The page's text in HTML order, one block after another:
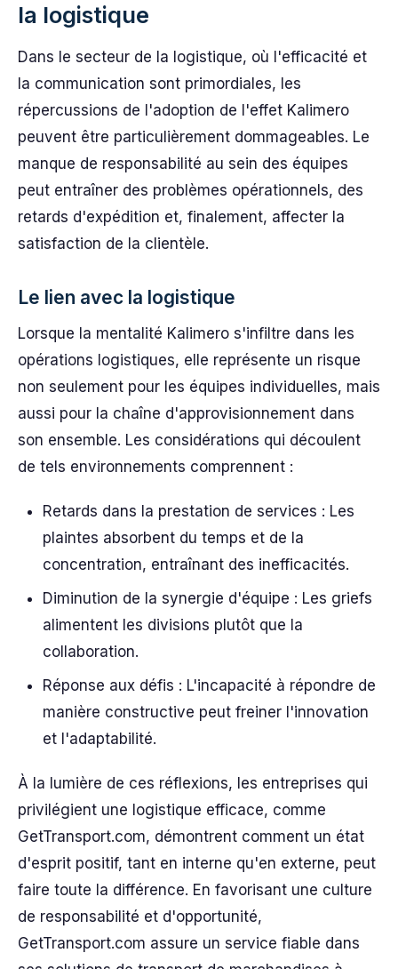
la logistique
Dans le secteur de la logistique, où l'efficacité et
la communication sont primordiales, les
répercussions de l'adoption de l'effet Kalimero
peuvent être particulièrement dommageables. Le
manque de responsabilité au sein des équipes
peut entraîner des problèmes opérationnels, des
retards d'expédition et, finalement, affecter la
satisfaction de la clientèle.
Le lien avec la logistique
Lorsque la mentalité Kalimero s'infiltre dans les
opérations logistiques, elle représente un risque
non seulement pour les équipes individuelles, mais
aussi pour la chaîne d'approvisionnement dans
son ensemble. Les considérations qui découlent
de tels environnements comprennent :
Retards dans la prestation de services : Les
plaintes absorbent du temps et de la
concentration, entraînant des inefficacités.
Diminution de la synergie d'équipe : Les griefs
alimentent les divisions plutôt que la
collaboration.
Réponse aux défis : L'incapacité à répondre de
manière constructive peut freiner l'innovation
et l'adaptabilité.
À la lumière de ces réflexions, les entreprises qui
privilégient une logistique efficace, comme
GetTransport.com, démontrent comment un état
d'esprit positif, tant en interne qu'en externe, peut
faire toute la différence. En favorisant une culture
de responsabilité et d'opportunité,
GetTransport.com assure un service fiable dans